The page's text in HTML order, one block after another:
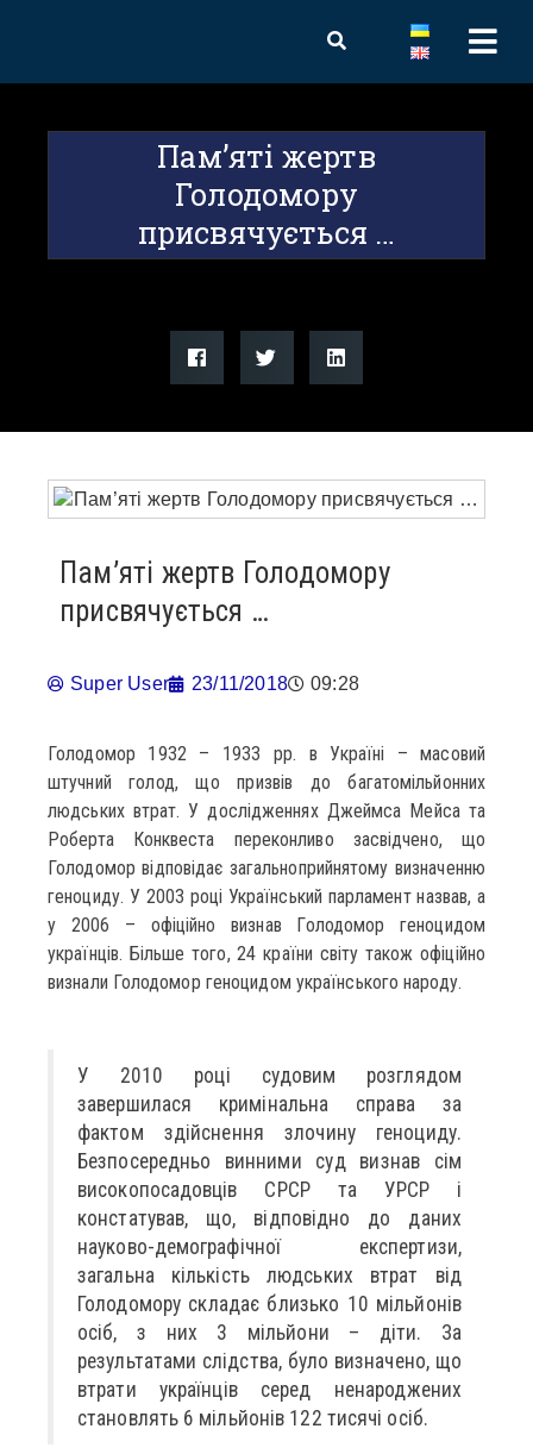
Пам’яті жертв
Голодомору
присвячується …
Пам’яті жертв Голодомору
присвячується …
Super User 23/11/2018 09:28
Голодомор 1932 – 1933 рр. в Україні – масовий
штучний голод, що призвів до багатомільйонних
людських втрат. У дослідженнях Джеймса Мейса та
Роберта Конквеста переконливо засвідчено, що
Голодомор відповідає загальноприйнятому визначенню
геноциду. У 2003 році Український парламент назвав, а
у 2006 – офіційно визнав Голодомор геноцидом
українців. Більше того, 24 країни світу також офіційно
визнали Голодомор геноцидом українського народу.
У 2010 році судовим розглядом
завершилася кримінальна справа за
фактом здійснення злочину геноциду.
Безпосередньо винними суд визнав сім
високопосадовців СРСР та УРСР і
констатував, що, відповідно до даних
науково-демографічної експертизи,
загальна кількість людських втрат від
Голодомору складає близько 10 мільйонів
осіб, з них 3 мільйони – діти. За
результатами слідства, було визначено, що
втрати українців серед ненароджених
становлять 6 мільйонів 122 тисячі осіб.